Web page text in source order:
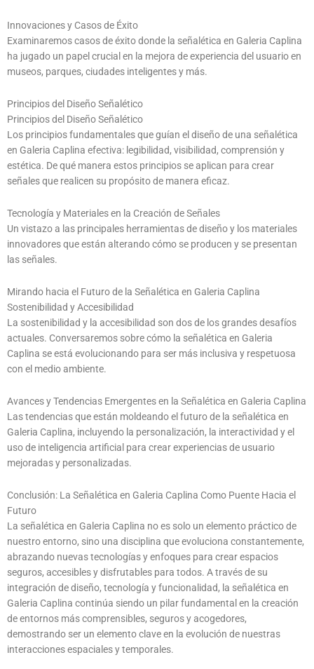
Innovaciones y Casos de Éxito
Examinaremos casos de éxito donde la señalética en Galeria Caplina
ha jugado un papel crucial en la mejora de experiencia del usuario en
museos, parques, ciudades inteligentes y más.
Principios del Diseño Señalético
Principios del Diseño Señalético
Los principios fundamentales que guían el diseño de una señalética
en Galeria Caplina efectiva: legibilidad, visibilidad, comprensión y
estética. De qué manera estos principios se aplican para crear
señales que realicen su propósito de manera eficaz.
Tecnología y Materiales en la Creación de Señales
Un vistazo a las principales herramientas de diseño y los materiales
innovadores que están alterando cómo se producen y se presentan
las señales.
Mirando hacia el Futuro de la Señalética en Galeria Caplina
Sostenibilidad y Accesibilidad
La sostenibilidad y la accesibilidad son dos de los grandes desafíos
actuales. Conversaremos sobre cómo la señalética en Galeria
Caplina se está evolucionando para ser más inclusiva y respetuosa
con el medio ambiente.
Avances y Tendencias Emergentes en la Señalética en Galeria Caplina
Las tendencias que están moldeando el futuro de la señalética en
Galeria Caplina, incluyendo la personalización, la interactividad y el
uso de inteligencia artificial para crear experiencias de usuario
mejoradas y personalizadas.
Conclusión: La Señalética en Galeria Caplina Como Puente Hacia el
Futuro
La señalética en Galeria Caplina no es solo un elemento práctico de
nuestro entorno, sino una disciplina que evoluciona constantemente,
abrazando nuevas tecnologías y enfoques para crear espacios
seguros, accesibles y disfrutables para todos. A través de su
integración de diseño, tecnología y funcionalidad, la señalética en
Galeria Caplina continúa siendo un pilar fundamental en la creación
de entornos más comprensibles, seguros y acogedores,
demostrando ser un elemento clave en la evolución de nuestras
interacciones espaciales y temporales.